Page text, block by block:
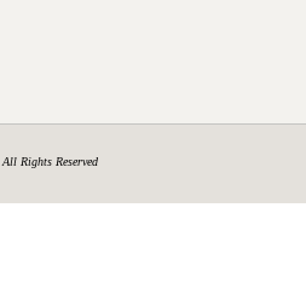
All Rights Reserved